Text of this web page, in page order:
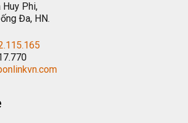
Huy Phi,
Đa, HN.